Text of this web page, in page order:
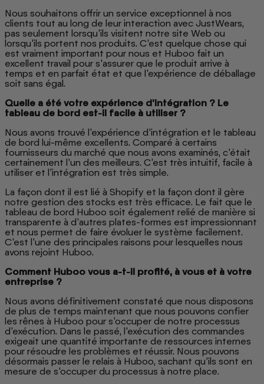
Nous souhaitons offrir un service exceptionnel à nos
clients tout au long de leur interaction avec JustWears,
pas seulement lorsqu'ils visitent notre site Web ou
lorsqu'ils portent nos produits. C'est quelque chose qui
est vraiment important pour nous et Huboo fait un
excellent travail pour s'assurer que le produit arrive à
temps et en parfait état et que l'expérience de déballage
soit sans égal.
Quelle a été votre expérience d'intégration ? Le
tableau de bord est-il facile à utiliser ?
Nous avons trouvé l’expérience d’intégration et le tableau
de bord lui-même excellents. Comparé à certains
fournisseurs du marché que nous avons examinés, c'était
certainement l'un des meilleurs. C'est très intuitif, facile à
utiliser et l'intégration est très simple.
La façon dont il est lié à Shopify et la façon dont il gère
notre gestion des stocks est très efficace. Le fait que le
tableau de bord Huboo soit également relié de manière si
transparente à d’autres plates-formes est impressionnant
et nous permet de faire évoluer le système facilement.
C'est l'une des principales raisons pour lesquelles nous
avons rejoint Huboo.
Comment Huboo vous a-t-il profité, à vous et à votre
entreprise ?
Nous avons définitivement constaté que nous disposons
de plus de temps maintenant que nous pouvons confier
les rênes à Huboo pour s'occuper de notre processus
d'exécution. Dans le passé, l'exécution des commandes
exigeait une quantité importante de ressources internes
pour résoudre les problèmes et réussir. Nous pouvons
désormais passer le relais à Huboo, sachant qu'ils sont en
mesure de s'occuper du processus à notre place.